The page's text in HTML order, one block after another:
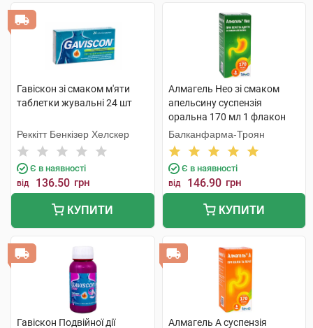
Гавіскон зі смаком м'яти
таблетки жувальні 24 шт
Реккітт Бенкізер Хелскер
Є в наявності
від 136.50 грн
КУПИТИ
Алмагель Нео зі смаком
апельсину суспензія
оральна 170 мл 1 флакон
Балканфарма-Троян
Є в наявності
від 146.90 грн
КУПИТИ
Гавіскон Подвійної дії Алмагель А суспензія